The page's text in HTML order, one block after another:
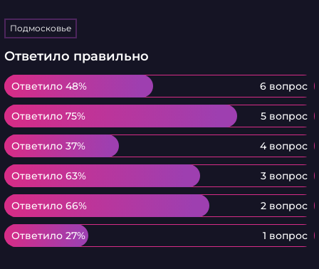
Подмосковье
Ответило правильно
Ответило 48% 6 вопрос
Ответило 48%
Ответило 75% 5 вопрос
Ответило 75%
Ответило 37% 4 вопрос
Ответило 37%
Ответило 63% 3 вопрос
Ответило 63%
Ответило 66% 2 вопрос
Ответило 66%
Ответило 27% 1 вопрос
Ответило 27%